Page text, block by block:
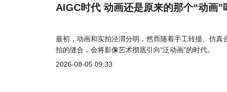
AIGC时代 动画还是原来的那个“动画”
最初，动画和实拍泾渭分明，然而随着手工转描、仿
拍的缝合，会将影像艺术彻底引向“泛动画”的时代。
2026-08-05 09:33